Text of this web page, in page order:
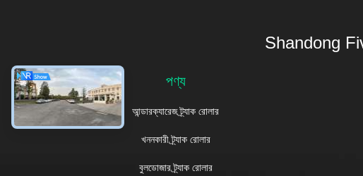
Shandong
পণ্য
আন্ডারক্যারেজ ট্র্যাক রোলার
খননকারী ট্র্যাক রোলার
বুলডোজার ট্র্যাক রোলার